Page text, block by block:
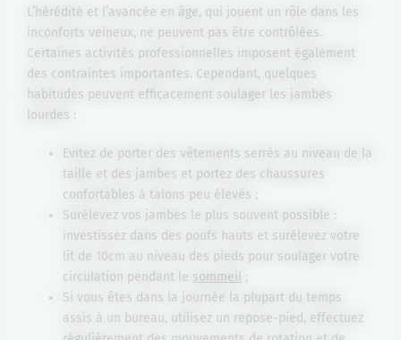
L’hérédité et l’avancée en âge, qui jouent un rôle dans les
inconforts veineux, ne peuvent pas être contrôlées.
Certaines activités professionnelles imposent également
des contraintes importantes. Cependant, quelques
habitudes peuvent efficacement soulager les jambes
lourdes :
Evitez de porter des vêtements serrés au niveau de la
taille et des jambes et portez des chaussures
confortables à talons peu élevés ;
Surélevez vos jambes le plus souvent possible :
investissez dans des poufs hauts et surélevez votre
lit de 10cm au niveau des pieds pour soulager votre
circulation pendant le sommeil
;
Si vous êtes dans la journée la plupart du temps
assis à un bureau, utilisez un repose-pied, effectuez